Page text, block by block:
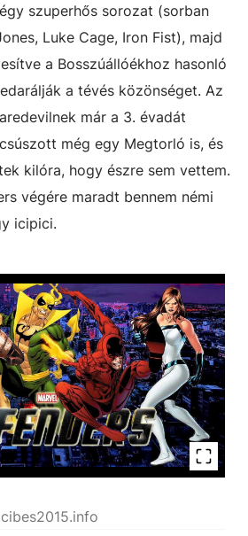
szuperhős sorozat (sorban
Luke Cage, Iron Fist), majd
a Bosszúállóékhoz hasonló
a tévés közönséget. Az
már a 3. évadát
még egy Megtorló is, és
kilóra, hogy észre sem vettem.
végére maradt bennem némi
icipici.
cibes2015.info